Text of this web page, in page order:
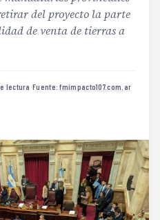
del proyecto la parte
de venta de tierras a
lectura ·Fuente:fmimpacto107.com.ar